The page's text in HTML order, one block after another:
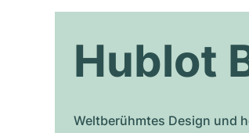
Hublot
Weltberühmtes Design und